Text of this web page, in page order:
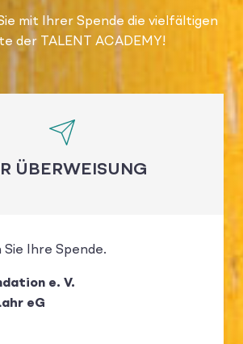
mit Ihrer Spende die vielfältigen
der TALENT ACADEMY!
ÜBERWEISUNG
Ihre Spende.
e. V.
eG